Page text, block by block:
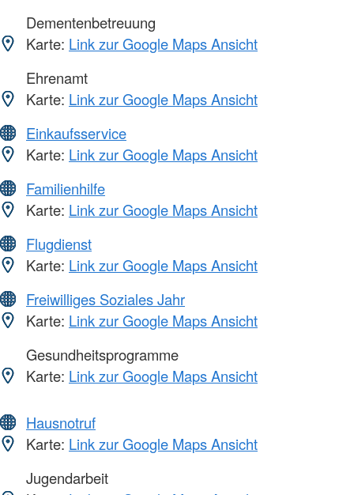
Dementenbetreuung
Karte: Link zur Google Maps Ansicht
Ehrenamt
Karte: Link zur Google Maps Ansicht
Einkaufsservice
Karte: Link zur Google Maps Ansicht
Familienhilfe
Karte: Link zur Google Maps Ansicht
Flugdienst
Karte: Link zur Google Maps Ansicht
Freiwilliges Soziales Jahr
Karte: Link zur Google Maps Ansicht
Gesundheitsprogramme
Karte: Link zur Google Maps Ansicht
Hausnotruf
Karte: Link zur Google Maps Ansicht
Jugendarbeit